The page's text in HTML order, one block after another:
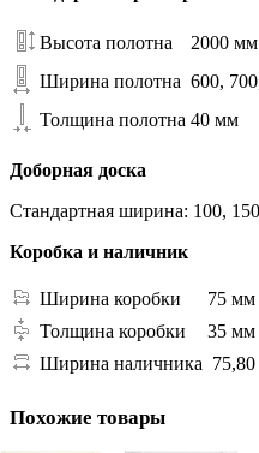
Высота полотна
2000 мм
Ширина полотна 600,
Толщина полотна 40 мм
Доборная доска
Стандартная ширина: 100,
Коробка и наличник
Ширина коробки
75 мм
Толщина коробки
35 мм
Ширина наличника
Похожие товары